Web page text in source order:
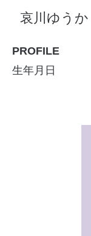
哀川ゆうか
PROFILE
生年月日